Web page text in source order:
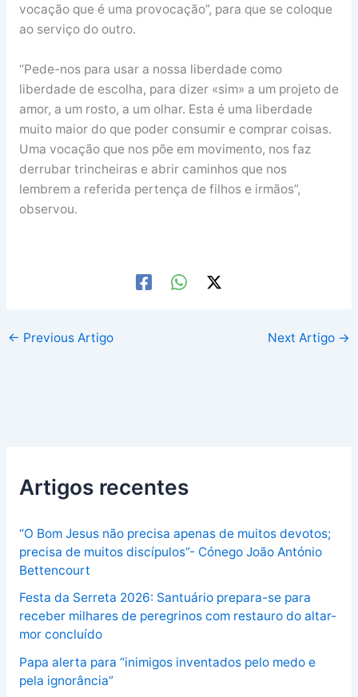
vocação que é uma provocação”, para que se coloque
ao serviço do outro.
“Pede-nos para usar a nossa liberdade como
liberdade de escolha, para dizer «sim» a um projeto de
amor, a um rosto, a um olhar. Esta é uma liberdade
muito maior do que poder consumir e comprar coisas.
Uma vocação que nos põe em movimento, nos faz
derrubar trincheiras e abrir caminhos que nos
lembrem a referida pertença de filhos e irmãos”,
observou.
← Previous Artigo Next Artigo →
Artigos recentes
“O Bom Jesus não precisa apenas de muitos devotos;
precisa de muitos discípulos”- Cónego João António
Bettencourt
Festa da Serreta 2026: Santuário prepara-se para
receber milhares de peregrinos com restauro do altar-
mor concluído
Papa alerta para “inimigos inventados pelo medo e
pela ignorância”